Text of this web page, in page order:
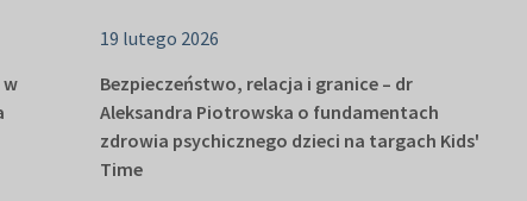
w
19 lutego 2026
Bezpieczeństwo, relacja i granice – dr
Aleksandra Piotrowska o fundamentach
zdrowia psychicznego dzieci na targach Kids'
Time